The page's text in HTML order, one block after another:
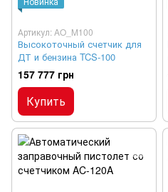
Артикул: AO_M100
Высокоточный счетчик для
ДТ и бензина TCS-100
157 777 грн
Купить